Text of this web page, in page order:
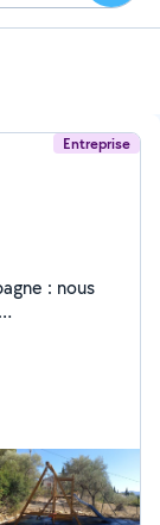
Entreprise